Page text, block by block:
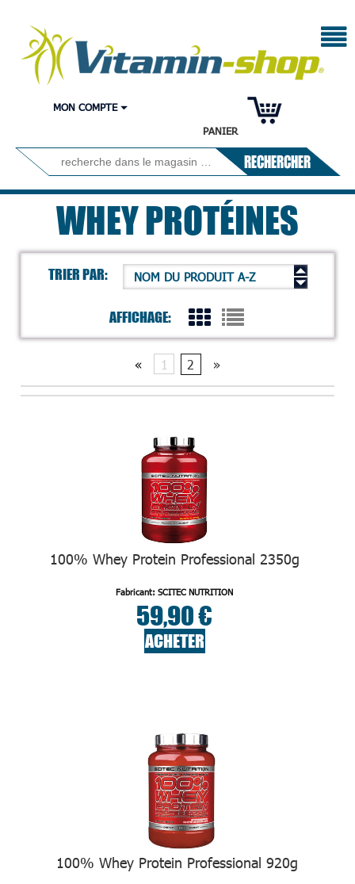
PANIER
MON COMPTE
RECHERCHER
WHEY PROTÉINES
TRIER PAR: NOM DU PRODUIT A-Z
AFFICHAGE:
« 1 2 »
100% Whey Protein Professional 2350g
Fabricant: SCITEC NUTRITION
59,90 €
ACHETER
100% Whey Protein Professional 920g